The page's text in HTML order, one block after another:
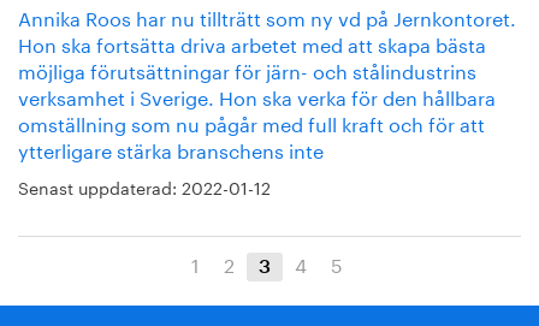
Annika Roos har nu tillträtt som ny vd på Jernkontoret.
Hon ska fortsätta driva arbetet med att skapa bästa
möjliga förutsättningar för järn- och stålindustrins
verksamhet i Sverige. Hon ska verka för den hållbara
omställning som nu pågår med full kraft och för att
ytterligare stärka branschens inte
Senast uppdaterad: 2022-01-12
1 2 3 4 5